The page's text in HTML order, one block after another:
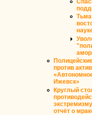
против
Ижевск»
Круглый
отчёт о